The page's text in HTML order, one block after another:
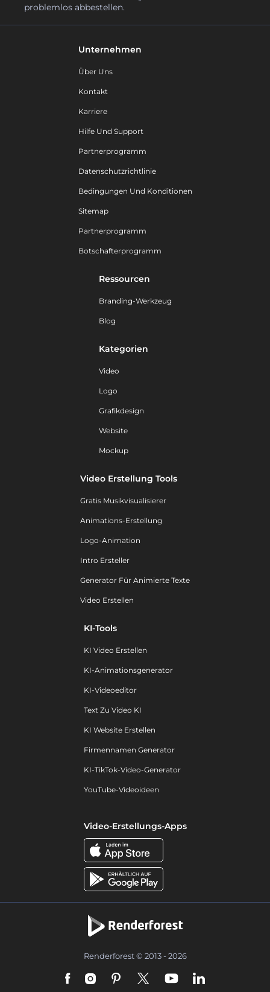
problemlos abbestellen.
Unternehmen
Über Uns
Kontakt
Karriere
Hilfe Und Support
Partnerprogramm
Datenschutzrichtlinie
Bedingungen Und Konditionen
Sitemap
Partnerprogramm
Botschafterprogramm
Ressourcen
Branding-Werkzeug
Blog
Kategorien
Video
Logo
Grafikdesign
Website
Mockup
Video Erstellung Tools
Gratis Musikvisualisierer
Animations-Erstellung
Logo-Animation
Intro Ersteller
Generator Für Animierte Texte
Video Erstellen
KI-Tools
KI Video Erstellen
KI-Animationsgenerator
KI-Videoeditor
Text Zu Video KI
KI Website Erstellen
Firmennamen Generator
KI-TikTok-Video-Generator
YouTube-Videoideen
Video-Erstellungs-Apps
Renderforest © 2013 - 2026